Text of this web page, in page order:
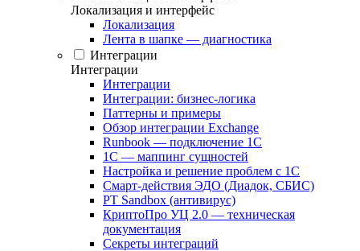
Локализация и интерфейс
Локализация
Лента в шапке — диагностика
Интеграции
Интеграции
Интеграции
Интеграции: бизнес-логика
Паттерны и примеры
Обзор интеграции Exchange
Runbook — подключение 1С
1С — маппинг сущностей
Настройка и решение проблем с 1С
Смарт-действия ЭДО (Диадок, СБИС)
PT Sandbox (антивирус)
КриптоПро УЦ 2.0 — техническая
документация
Секреты интеграций